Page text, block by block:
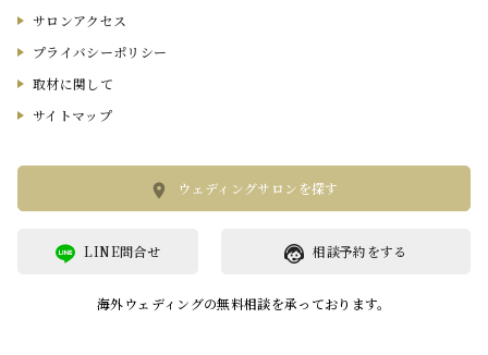
サロンアクセス
プライバシーポリシー
取材に関して
サイトマップ
ウェディングサロンを探す
相談予約をする
LINE問合せ
海外ウェディングの無料相談を承っております。